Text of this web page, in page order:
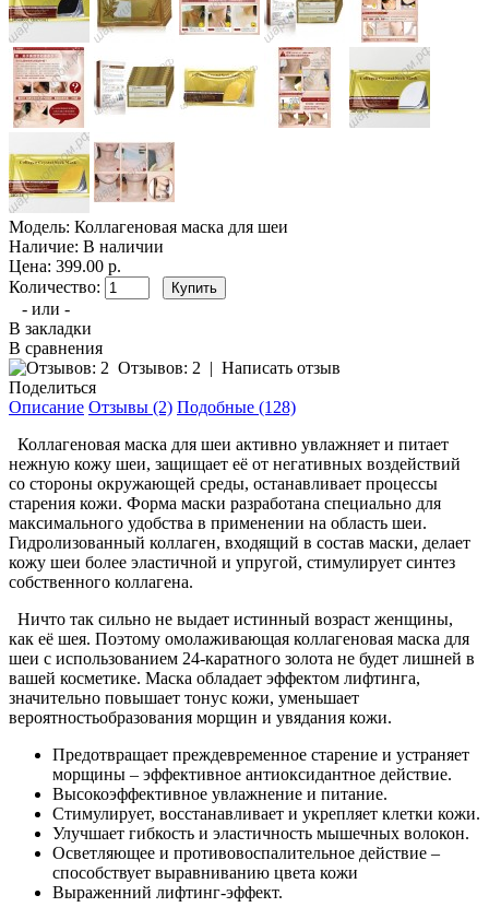
Модель: Коллагеновая маска для шеи
Наличие: В наличии
Цена: 399.00 р.
Количество:
- или -
В закладки
В сравнения
Отзывов: 2 | Написать отзыв
Поделиться
Описание Отзывы (2) Подобные (128)
Коллагеновая маска для шеи активно увлажняет и питает
нежную кожу шеи, защищает её от негативных воздействий
со стороны окружающей среды, останавливает процессы
старения кожи. Форма маски разработана специально для
максимального удобства в применении на область шеи.
Гидролизованный коллаген, входящий в состав маски, делает
кожу шеи более эластичной и упругой, стимулирует синтез
собственного коллагена.
Ничто так сильно не выдает истинный возраст женщины,
как её шея. Поэтому омолаживающая коллагеновая маска для
шеи с использованием 24-каратного золота не будет лишней в
вашей косметике. Маска обладает эффектом лифтинга,
значительно повышает тонус кожи, уменьшает
вероятностьобразования морщин и увядания кожи.
Предотвращает преждевременное старение и устраняет
морщины – эффективное антиоксидантное действие.
Высокоэффективное увлажнение и питание.
Стимулирует, восстанавливает и укрепляет клетки кожи.
Улучшает гибкость и эластичность мышечных волокон.
Осветляющее и противовоспалительное действие –
способствует выравниванию цвета кожи
Выраженний лифтинг-эффект.